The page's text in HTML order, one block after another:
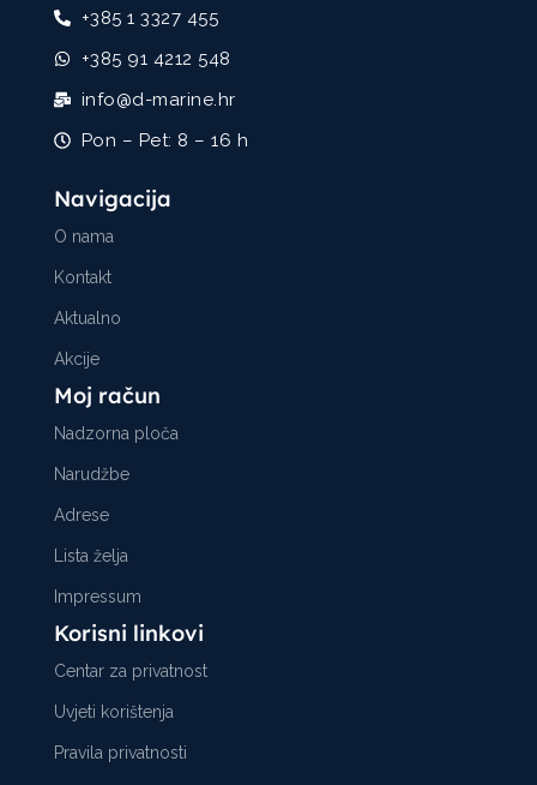
+385 1 3327 455
+385 91 4212 548
info@d-marine.hr
Pon – Pet: 8 – 16 h
Navigacija
O nama
Kontakt
Aktualno
Akcije
Moj račun
Nadzorna ploča
Narudžbe
Adrese
Lista želja
Impressum
Korisni linkovi
Centar za privatnost
Uvjeti korištenja
Pravila privatnosti